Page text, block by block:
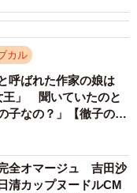
カル
呼ばれた作家の娘は
王」 聞いていたのと
子なの？」【徹子の部
全オマージュ 吉田沙
清カップヌードルCM